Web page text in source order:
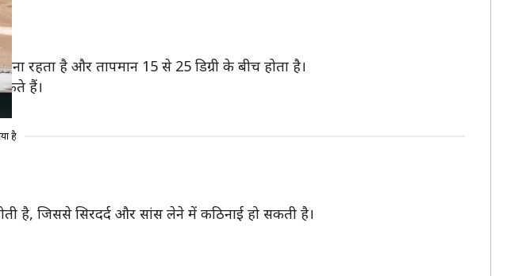
रहता है और तापमान 15 से 25 डिग्री के बीच होता है।
हैं।
है
है, जिससे सिरदर्द और सांस लेने में कठिनाई हो सकती है।